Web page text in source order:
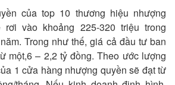
của top 10 thương hiệu nhượng
rơi vào khoảng 225-320 triệu trong
Trong như thế, giá cả đầu tư ban
một,6 – 2,2 tỷ đồng. Theo ước lượng
1 cửa hàng nhượng quyền sẽ đạt từ